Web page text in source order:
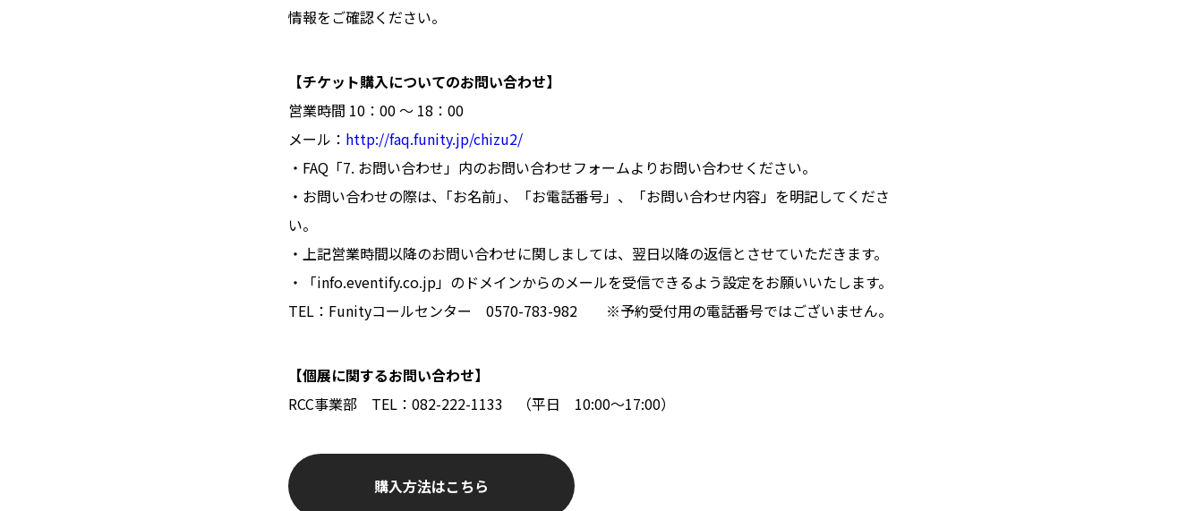
情報をご確認ください。
【チケット購入についてのお問い合わせ】
営業時間 10：00 ～ 18：00
メール： http://faq.funity.jp/chizu2/
・FAQ「7. お問い合わせ」内のお問い合わせフォームよりお問い合わせください。
・お問い合わせの際は、｢お名前｣、「お電話番号」、「お問い合わせ内容」を明記してくださ
い。
・上記営業時間以降のお問い合わせに関しましては、翌日以降の返信とさせていただきます。
・「info.eventify.co.jp」のドメインからのメールを受信できるよう設定をお願いいたします。
TEL：Funityコールセンター 0570-783-982 ※予約受付用の電話番号ではございません。
【個展に関するお問い合わせ】
RCC事業部 TEL：082-222-1133 （平日 10:00～17:00）
購入方法はこちら